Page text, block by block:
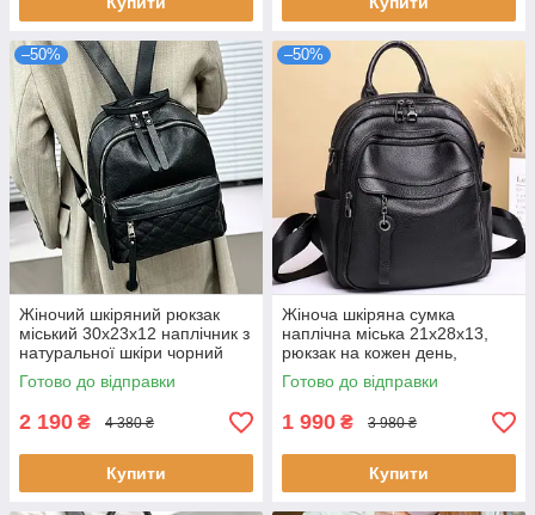
–50%
Жіночий шкіряний рюкзак
міський 30х23х12 наплічник з
натуральної шкіри чорний
стильний і місткий для
повсякденного використання
Готово до відправки
2 190 ₴ 4 380 ₴
Купити
–50%
Жіноча шкіряна сумка
наплічна міська 21х28х13,
рюкзак на кожен день,
чорний
Готово до відправки
1 990 ₴ 3 980 ₴
Купити